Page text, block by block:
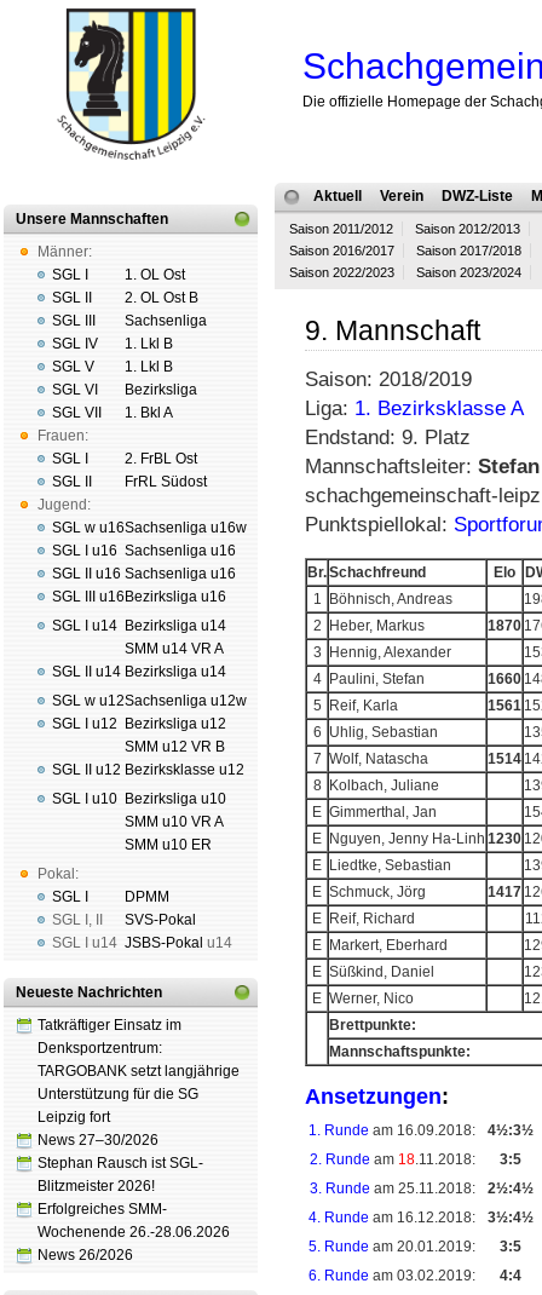
Die offizielle Homepage der
Unsere Mannschaften
Männer:
SGL I
SGL II
SGL III
SGL IV
SGL V
SGL VI
SGL VII
Frauen:
SGL I
SGL II
Jugend:
SGL w u16
SGL I u16
SGL II u16
SGL III u16
SGL I u14
SGL II u14
SGL w u12
SGL I u12
SGL II u12
SGL I u10
Pokal:
SGL I
SGL I ,
SGL I
u14
1. OL Ost
2. OL Ost B
Sachsenliga
1. Lkl B
1. Lkl B
Bezirksliga
1. Bkl A
2. FrBL Ost
FrRL Südost
Sachsenliga u16w
Sachsenliga u16
Sachsenliga u16
Bezirksliga u16
Bezirksliga u14
SMM u14 VR A
Bezirksliga u14
Sachsenliga u12w
Bezirksliga u12
SMM u12 VR B
Bezirksklasse u12
Bezirksliga u10
SMM u10 VR A
SMM u10 ER
DPMM
SVS-Pokal
JSBS-Pokal u14
Neueste Nachrichten
Tatkräftiger Einsatz im
Denksportzentrum:
TARGOBANK setzt langjährige
Unterstützung für die SG
Leipzig fort
News 27–30/2026
Stephan Rausch ist SGL-
Blitzmeister 2026!
Erfolgreiches SMM-
Wochenende 26.-28.06.2026
News 26/2026
Aktuell Verein DWZ-Liste
Saison 2011/2012
Saison 2012/2013
Saison 2016/2017
Saison 2017/2018
Saison 2022/2023
Saison 2023/2024
9. Mannschaft
Saison: 2018/2019
Liga: 1. Bezirksklasse A
Endstand: 9. Platz
Mannschaftsleiter:
schachgemeinschaft-
Punktspiellokal:
Br.Schachfreund Elo
1
Böhnisch, Andreas
2
Heber, Markus 1870
3
Hennig, Alexander
4
Paulini, Stefan 1660
5
Reif, Karla 1561
6 Uhlig, Sebastian
7 Wolf, Natascha 1514
8
Kolbach, Juliane
E Gimmerthal, Jan
E Nguyen, Jenny Ha-Linh 1230
E Liedtke, Sebastian
E Schmuck, Jörg 1417
E Reif, Richard
E Markert, Eberhard
E Süßkind, Daniel
E Werner, Nico
Brettpunkte:
Mannschaftspunkte:
Ansetzungen:
1. Runde am 16.09.2018:
4½:3½
2. Runde am 18.11.2018:
3:5
3. Runde am 25.11.2018:
2½:4½
4. Runde am 16.12.2018:
3½:4½
5. Runde am 20.01.2019:
3:5
6. Runde am 03.02.2019:
4:4